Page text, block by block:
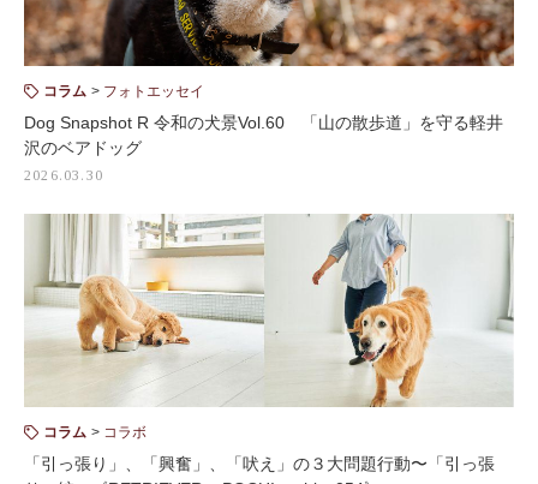
コラム フォトエッセイ
Dog Snapshot R 令和の犬景Vol.60 「山の散歩道」を守る軽井
沢のベアドッグ
2026.03.30
コラム コラボ
「引っ張り」、「興奮」、「吠え」の３大問題行動〜「引っ張